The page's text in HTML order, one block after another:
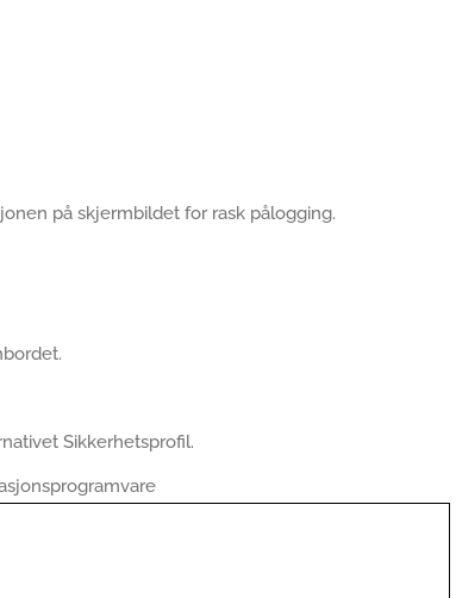
på skjermbildet for rask pålogging.
Sikkerhetsprofil.